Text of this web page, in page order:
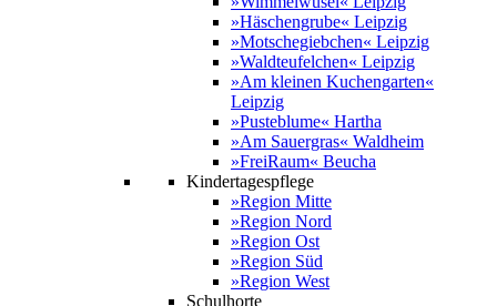
»Häschengrube« Leipzig
»Motschegiebchen« Leipzig
»Waldteufelchen« Leipzig
»Am kleinen Kuchengarten«
Leipzig
»Pusteblume« Hartha
»Am Sauergras« Waldheim
»FreiRaum« Beucha
Kindertagespflege
»Region Mitte
»Region Nord
»Region Ost
»Region Süd
»Region West
Schulhorte